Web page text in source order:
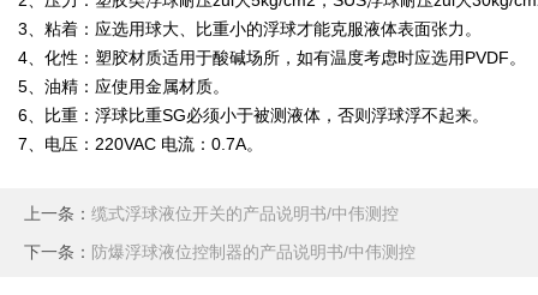
3、粘着：应选用球大、比重小的浮球才能克服液体表面张力。
4、化性：塑胶材质适用于酸碱场所，如有温度考虑时应选用PVDF。
5、油精：应使用金属材质。
6、比重：浮球比重SG必须小于被测液体，否则浮球浮不起来。
7、电压：220VAC 电流：0.7A。
上一条： 缆式浮球液位开关的产品说明书/中伟测控
下一条： 防爆浮球液位控制器的产品说明书/中伟测控